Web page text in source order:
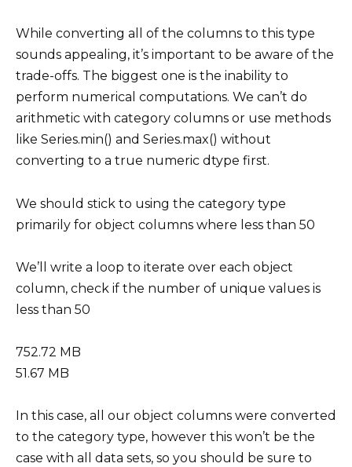
While converting all of the columns to this type
sounds appealing, it’s important to be aware of the
trade-offs. The biggest one is the inability to
perform numerical computations. We can’t do
arithmetic with category columns or use methods
like Series.min() and Series.max() without
converting to a true numeric dtype first.
We should stick to using the category type
primarily for object columns where less than 50
We’ll write a loop to iterate over each object
column, check if the number of unique values is
less than 50
752.72 MB
51.67 MB
In this case, all our object columns were converted
to the category type, however this won’t be the
case with all data sets, so you should be sure to